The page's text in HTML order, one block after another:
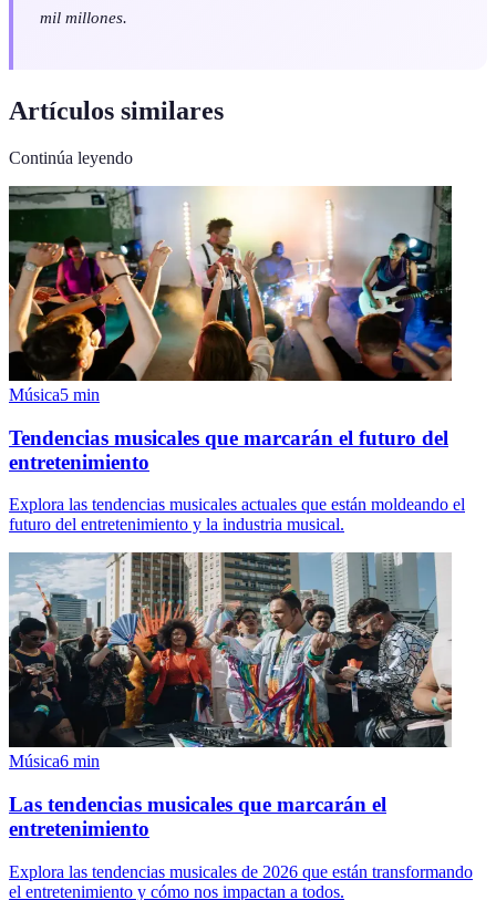
mil millones.
Artículos similares
Continúa leyendo
Música5 min
Tendencias musicales que marcarán el futuro del
entretenimiento
Explora las tendencias musicales actuales que están moldeando el
futuro del entretenimiento y la industria musical.
Música6 min
Las tendencias musicales que marcarán el
entretenimiento
Explora las tendencias musicales de 2026 que están transformando
el entretenimiento y cómo nos impactan a todos.